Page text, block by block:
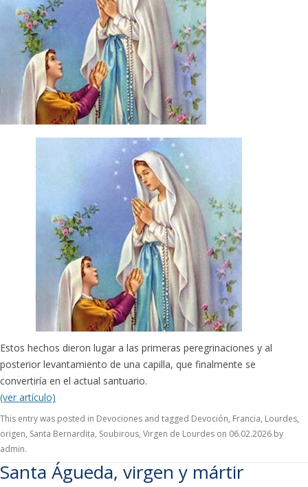
Estos hechos dieron lugar a las primeras peregrinaciones y al
posterior levantamiento de una capilla, que finalmente se
convertiría en el actual santuario.
(ver artículo)
This entry was posted in Devociones and tagged Devoción, Francia, Lourdes,
origen, Santa Bernardita, Soubirous, Virgen de Lourdes on 06.02.2026 by
admin.
Santa Águeda, virgen y mártir